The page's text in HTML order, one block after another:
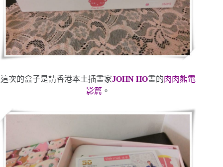
這次的盒子是請香港本土插畫家JOHN HO畫的肉肉熊電
影篇 。